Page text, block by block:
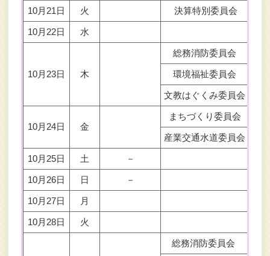
10月21日 火 決算特別委員会
10月22日 水
10月23日 木
総務消防委員会
環境福祉委員会
文教はぐくみ委員会
10月24日 金
まちづくり委員会
産業交通水道委員会
10月25日 土 －
10月26日 日 －
10月27日 月
10月28日 火
総務消防委員会